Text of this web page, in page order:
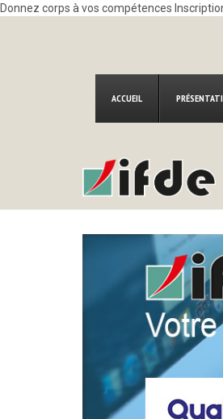
Donnez corps à vos compétences
ACCUEIL